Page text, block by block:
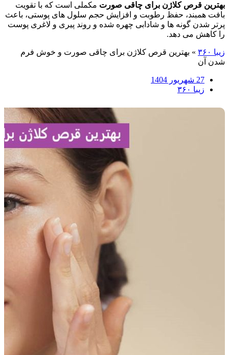
بهترین قرص کلاژن برای چاقی صورت مکملی است که با تقویت
بافت همبند، حفظ رطوبت و افزایش حجم سلول‌ های پوستی، باعث
پرتر شدن گونه‌ ها و شادابی چهره شده و روند پیری و لاغری پوست
را کاهش می ‌دهد.
زیبا ۳۶۰ » بهترین قرص کلاژن برای چاقی صورت و خوش فرم
شدن آن
27 شهریور 1404
زیبا ۳۶۰